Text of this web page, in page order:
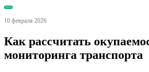
Новости
10 февраля 2026
Как рассчитать
мониторинга транспорта